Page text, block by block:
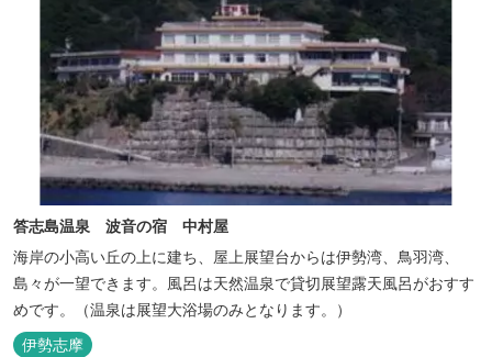
答志島温泉 波音の宿 中村屋
海岸の小高い丘の上に建ち、屋上展望台からは伊勢湾、鳥羽湾、
島々が一望できます。風呂は天然温泉で貸切展望露天風呂がおすす
めです。（温泉は展望大浴場のみとなります。）
伊勢志摩